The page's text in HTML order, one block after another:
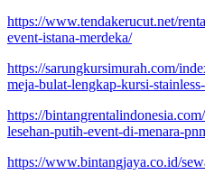
https://www.tendakerucut.net/
event-istana-merdeka/
https://sarungkursimurah.com/
meja-bulat-lengkap-kursi-
https://
lesehan-putih-event-di-menara-
https://www.bintangjaya.co.id/